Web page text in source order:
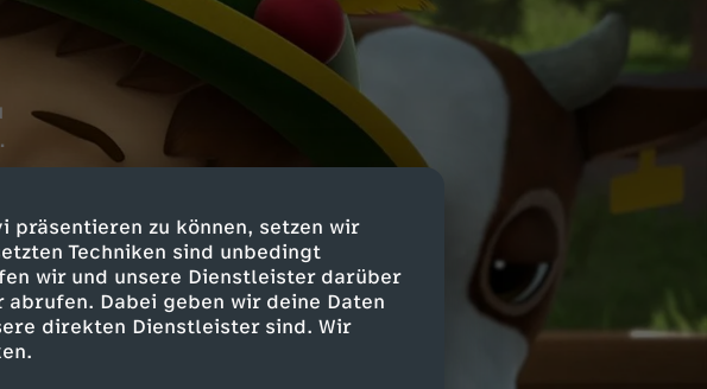
präsentieren zu können, setzen wir
Techniken sind unbedingt
wir und unsere Dienstleister darüber
Dabei geben wir deine Daten
direkten Dienstleister sind. Wir